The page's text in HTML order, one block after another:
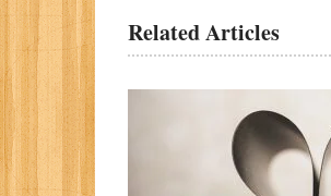
Related Articles